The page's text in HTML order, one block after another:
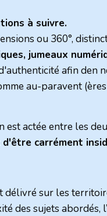
à suivre.
ou 360°,
jumeaux
afin
au-paravent
actée entre les
carrément
sur les
des sujets